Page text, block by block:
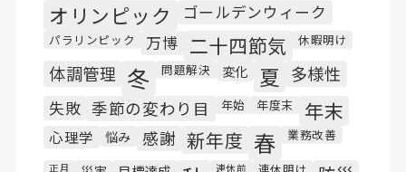
オリンピック ゴールデンウィーク
パラリンピック 万博 二十四節気 休暇明け
体調管理 冬 問題解決 変化 夏 多様性
失敗 季節の変わり目 年始 年度末 年末
心理学 悩み 感謝 新年度 春 業務改善
正月 連休前